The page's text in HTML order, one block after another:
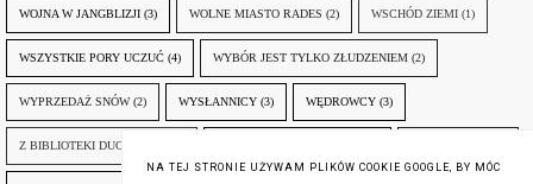
WOJNA W JANGBLIZJI (3) WOLNE MIASTO RADES (2) WSCHÓD ZIEMI (1)
WSZYSTKIE PORY UCZUĆ (4) WYBÓR JEST TYLKO ZŁUDZENIEM (2)
WYPRZEDAŻ SNÓW (2) WYSŁANNICY (3) WĘDROWCY (3)
Z BIBLIOTEKI DUCHA GÓR
NA TEJ STRONIE UŻYWAM PLIKÓW COOKIE GOOGLE, BY MÓC